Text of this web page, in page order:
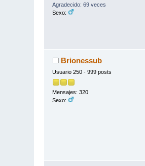
Agradecido: 69 veces
Sexo:
Brionessub
Usuario 250 - 999 posts
Mensajes: 320
Sexo: